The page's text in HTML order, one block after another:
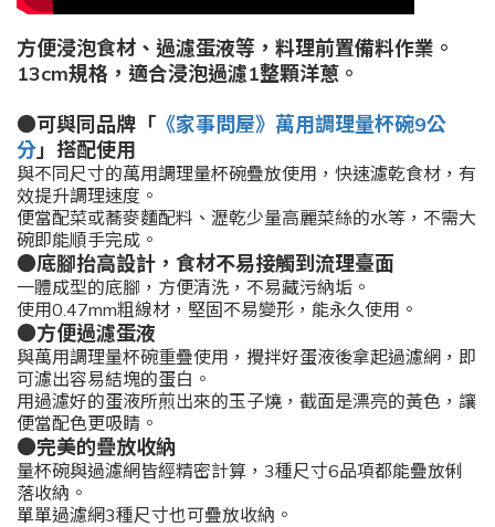
方便浸泡食材、過濾蛋液等，料理前置備料作業。
13cm規格，適合浸泡過濾1整顆洋蔥。
●可與同品牌「 《家事問屋》萬用調理量杯碗9公
分」搭配使用
與不同尺寸的萬用調理量杯碗疊放使用，快速濾乾食材，有
效提升調理速度。
便當配菜或蕎麥麵配料、瀝乾少量高麗菜絲的水等，不需大
碗即能順手完成。
●底腳抬高設計，食材不易接觸到流理臺面
一體成型的底腳，方便清洗，不易藏污納垢。
使用0.47mm粗線材，堅固不易變形，能永久使用。
●方便過濾蛋液
與萬用調理量杯碗重疊使用，攪拌好蛋液後拿起過濾網，即
可濾出容易結塊的蛋白。
用過濾好的蛋液所煎出來的玉子燒，截面是漂亮的黃色，讓
便當配色更吸睛。
●完美的疊放收納
量杯碗與過濾網皆經精密計算，3種尺寸6品項都能疊放俐
落收納。
單單過濾網3種尺寸也可疊放收納。